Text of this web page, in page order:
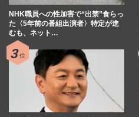
NHK職員への性加害で“出禁”食らっ
た〈5年前の番組出演者〉特定が進
むも、ネット…